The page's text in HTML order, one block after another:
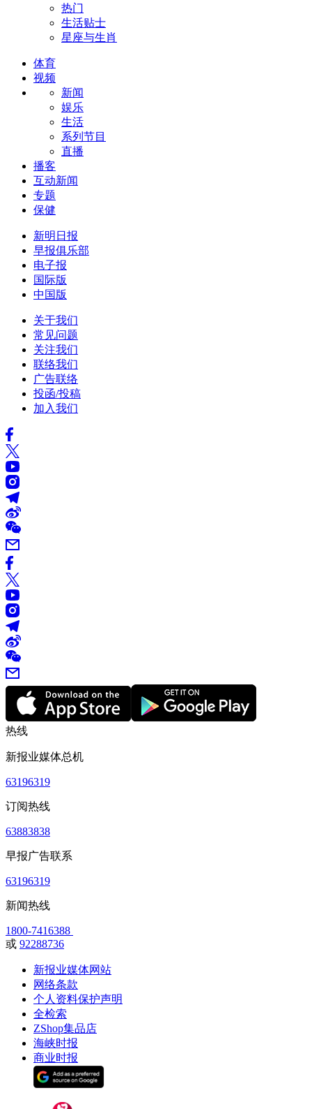
热门
生活贴士
星座与生肖
体育
视频
新闻
娱乐
生活
系列节目
直播
播客
互动新闻
专题
保健
新明日报
早报俱乐部
电子报
国际版
中国版
关于我们
常见问题
关注我们
联络我们
广告联络
投函/投稿
加入我们
热线
新报业媒体总机
63196319
订阅热线
63883838
早报广告联系
63196319
新闻热线
1800-7416388
或 92288736
新报业媒体网站
网络条款
个人资料保护声明
全检索
ZShop集品店
海峡时报
商业时报